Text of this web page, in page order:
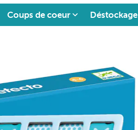
Coups de coeur Déstockage